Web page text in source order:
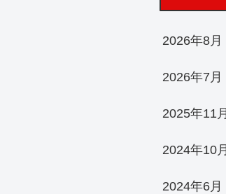
2026年8月
2026年7月
2025年11月
2024年10月
2024年6月